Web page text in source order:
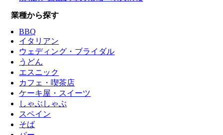
業種から探す
BBQ
イタリアン
ウェディング・ブライダル
うどん
エスニック
カフェ・喫茶店
ケーキ屋・スイーツ
しゃぶしゃぶ
スペイン
そば